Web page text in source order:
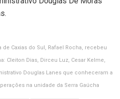
Caxias do Sul, Rafael Rocha, recebeu
Cleiton Dias, Dirceu Luz, Cesar Kelme,
Douglas Lanes que conheceram a
na unidade da Serra Gaúcha